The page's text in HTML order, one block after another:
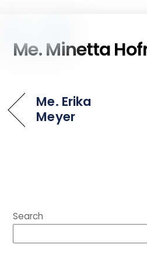
Me. Minetta
Me. Erika
Meyer
Search